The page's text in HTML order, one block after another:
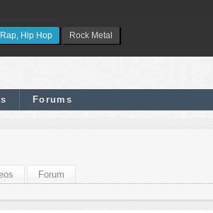
Rap, Hip Hop Rock Metal
Forums
Forum